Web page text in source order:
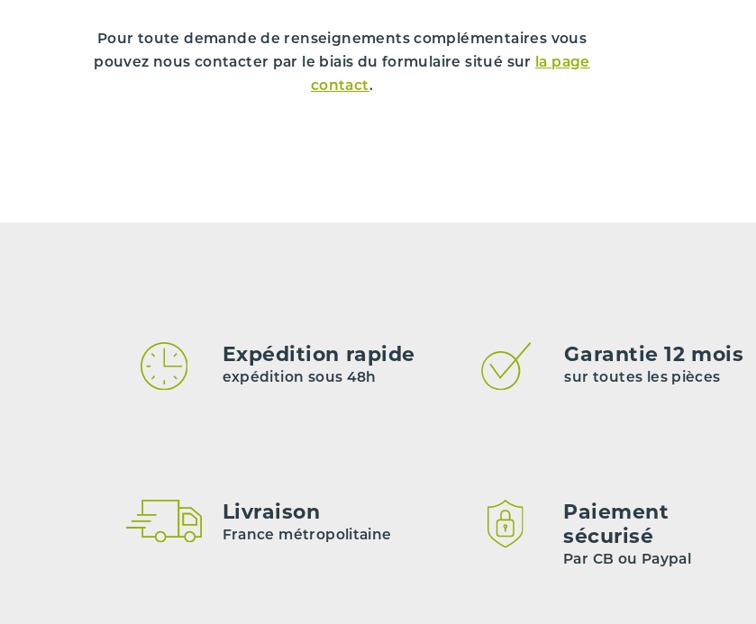
Cylindrée 1560 cm
Pour toute demande de renseignements complémentaires vous
pouvez nous contacter par le biais du formulaire situé sur
la page
contact.
Expédition rapide
expédition sous 48h
Garantie 12 mois
sur toutes les pièces
Livraison
France métropolitaine
Paiement
sécurisé
Par CB ou Paypal